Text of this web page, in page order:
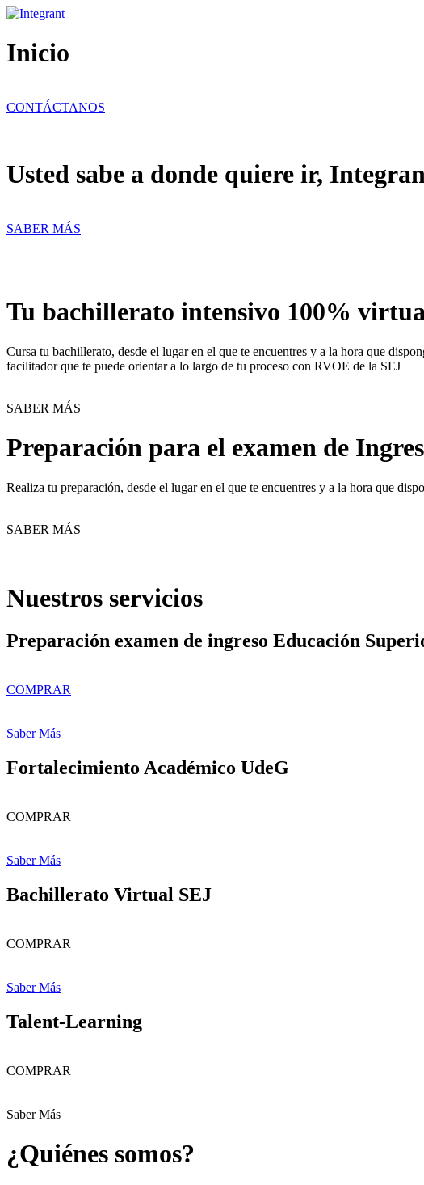
Ir
contenido
Inicio
CONTÁCTANOS
Usted sabe a donde quiere ir,
SABER MÁS
Tu bachillerato intensivo 100%
Cursa tu bachillerato, desde el lugar en el que te encuentres y a la hora que
facilitador que te puede orientar a lo largo de tu proceso con RVOE de la SEJ
SABER MÁS
Preparación para el examen de
Realiza tu preparación, desde el lugar en el que te encuentres y a la hora que
SABER MÁS
Nuestros servicios
Preparación examen de ingreso Educación
COMPRAR
Saber Más
Fortalecimiento Académico UdeG
COMPRAR
Saber Más
Bachillerato Virtual SEJ
COMPRAR
Saber Más
Talent-Learning
COMPRAR
Saber Más
¿Quiénes somos?